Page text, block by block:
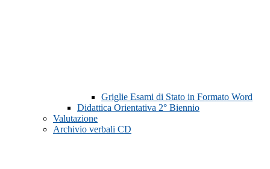
Griglie Esami di Stato in Formato Word
Didattica Orientativa 2° Biennio
Valutazione
Archivio verbali CD